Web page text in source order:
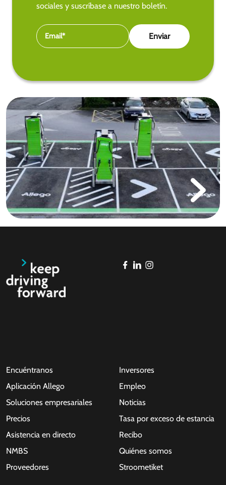
sociales y suscríbase a nuestro boletín.
Encuéntranos
Aplicación Allego
Soluciones empresariales
Precios
Asistencia en directo
NMBS
Proveedores
Inversores
Empleo
Noticias
Tasa por exceso de estancia
Recibo
Quiénes somos
Stroometiket